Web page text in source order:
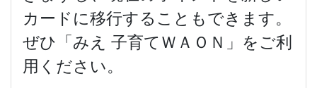
カードに移行することもできます。
ぜひ「みえ 子育てＷＡＯＮ」をご利
用ください。